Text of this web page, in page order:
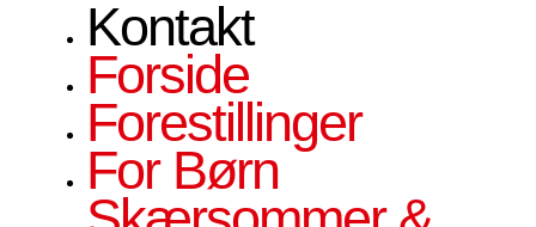
Kontakt
Forside
Forestillinger
For Børn